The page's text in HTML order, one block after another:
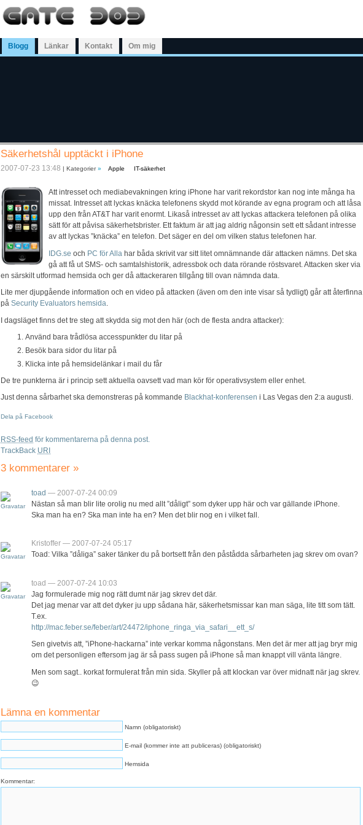
Blogg Länkar Kontakt Om mig
Säkerhetshål upptäckt i iPhone
2007-07-23 13:48 | Kategorier» Apple IT-säkerhet
Att intresset och mediabevakningen kring iPhone har varit rekordstor kan nog inte många ha
missat. Intresset att lyckas knäcka telefonens skydd mot körande av egna program och att låsa
upp den från AT&T har varit enormt. Likaså intresset av att lyckas attackera telefonen på olika
sätt för att påvisa säkerhetsbrister. Ett faktum är att jag aldrig någonsin sett ett sådant intresse
av att lyckas ”knäcka” en telefon. Det säger en del om vilken status telefonen har.
IDG.se och PC för Alla har båda skrivit var sitt litet omnämnande där attacken nämns. Det ska
gå att få ut SMS- och samtalshistorik, adressbok och data rörande röstsvaret. Attacken sker via
en särskilt utformad hemsida och ger då attackeraren tillgång till ovan nämnda data.
Lite mer djupgående information och en video på attacken (även om den inte visar så tydligt) går att återfinna
på Security Evaluators hemsida.
I dagsläget finns det tre steg att skydda sig mot den här (och de flesta andra attacker):
Använd bara trådlösa accesspunkter du litar på
Besök bara sidor du litar på
Klicka inte på hemsidelänkar i mail du får
De tre punkterna är i princip sett aktuella oavsett vad man kör för operativsystem eller enhet.
Just denna sårbarhet ska demonstreras på kommande Blackhat-konferensen i Las Vegas den 2:a augusti.
Dela på Facebook
RSS-feed för kommentarerna på denna post.
TrackBack URI
3 kommentarer »
toad — 2007-07-24 00:09
Nästan så man blir lite orolig nu med allt ”dåligt” som dyker upp här och var gällande iPhone.
Ska man ha en? Ska man inte ha en? Men det blir nog en i vilket fall.
Kristoffer — 2007-07-24 05:17
Toad: Vilka ”dåliga” saker tänker du på bortsett från den påstådda sårbarheten jag skrev om ovan?
toad — 2007-07-24 10:03
Jag formulerade mig nog rätt dumt när jag skrev det där.
Det jag menar var att det dyker ju upp sådana här, säkerhetsmissar kan man säga, lite titt som tätt.
T.ex.
http://mac.feber.se/feber/art/24472/iphone_ringa_via_safari__ett_s/
Sen givetvis att, ”iPhone-hackarna” inte verkar komma någonstans. Men det är mer att jag bryr mig
om det personligen eftersom jag är så pass sugen på iPhone så man knappt vill vänta längre.
Men som sagt.. korkat formulerat från min sida. Skyller på att klockan var över midnatt när jag skrev.
😉
Lämna en kommentar
Namn (obligatoriskt)
E-mail (kommer inte att publiceras) (obligatoriskt)
Hemsida
Kommentar: